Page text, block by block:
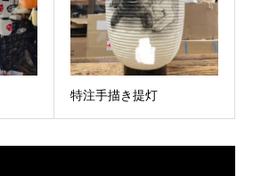
特注手描き提灯